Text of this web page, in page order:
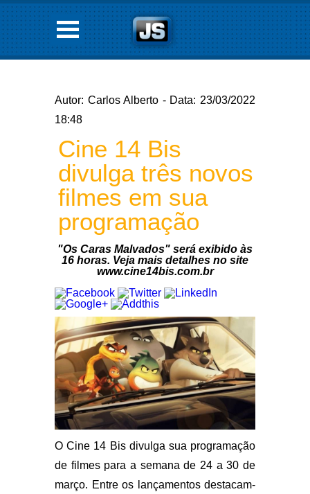
Autor: Carlos Alberto - Data: 23/03/2022
18:48
Cine 14 Bis
divulga três novos
filmes em sua
programação
"Os Caras Malvados" será exibido às
16 horas. Veja mais detalhes no site
www.cine14bis.com.br
O Cine 14 Bis divulga sua programação
de filmes para a semana de 24 a 30 de
março. Entre os lançamentos destacam-